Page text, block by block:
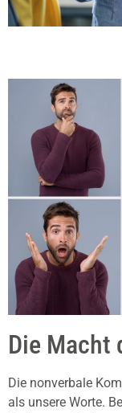
Die Macht
Die nonverbale
als unsere Worte.